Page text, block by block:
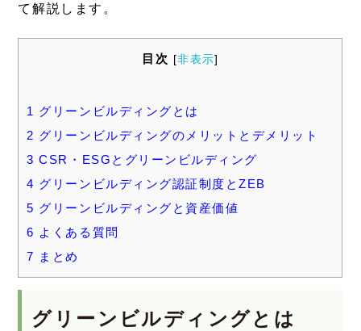
て解説します。
目次 [非表示]
1 グリーンビルディングとは
2 グリーンビルディングのメリットとデメリット
3 CSR・ESGとグリーンビルディング
4 グリーンビルディング認証制度とZEB
5 グリーンビルディングと資産価値
6 よくある質問
7 まとめ
グリーンビルディングとは